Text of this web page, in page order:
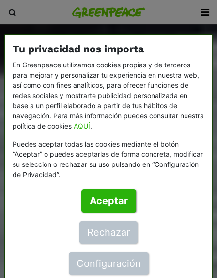
Tu privacidad nos importa
En Greenpeace utilizamos cookies propias y de terceros
para mejorar y personalizar tu experiencia en nuestra web,
así como con fines analíticos, para ofrecer funciones de
redes sociales y mostrarte publicidad personalizada en
base a un perfil elaborado a partir de tus hábitos de
navegación. Para más información puedes consultar nuestra
política de cookies AQUÍ.
Puedes aceptar todas las cookies mediante el botón
“Aceptar” o puedes aceptarlas de forma concreta, modificar
su selección o rechazar su uso pulsando en “Configuración
de Privacidad”.
Aceptar
Rechazar
Configuración